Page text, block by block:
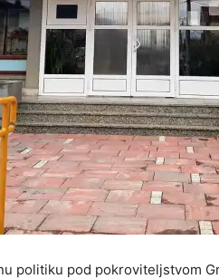
politiku pod pokroviteljstvom